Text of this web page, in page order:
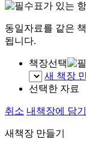
표가 있는
동일자료를 같은
됩니다.
책장선택
새 책장
선택한 자료
취소 내책장에 담기
새책장 만들기